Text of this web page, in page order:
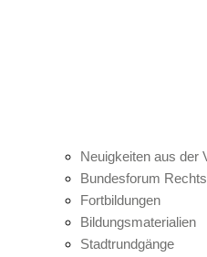
Neuigkeiten aus der
Bundesforum
Fortbildungen
Bildungsmaterialien
Stadtrundgänge